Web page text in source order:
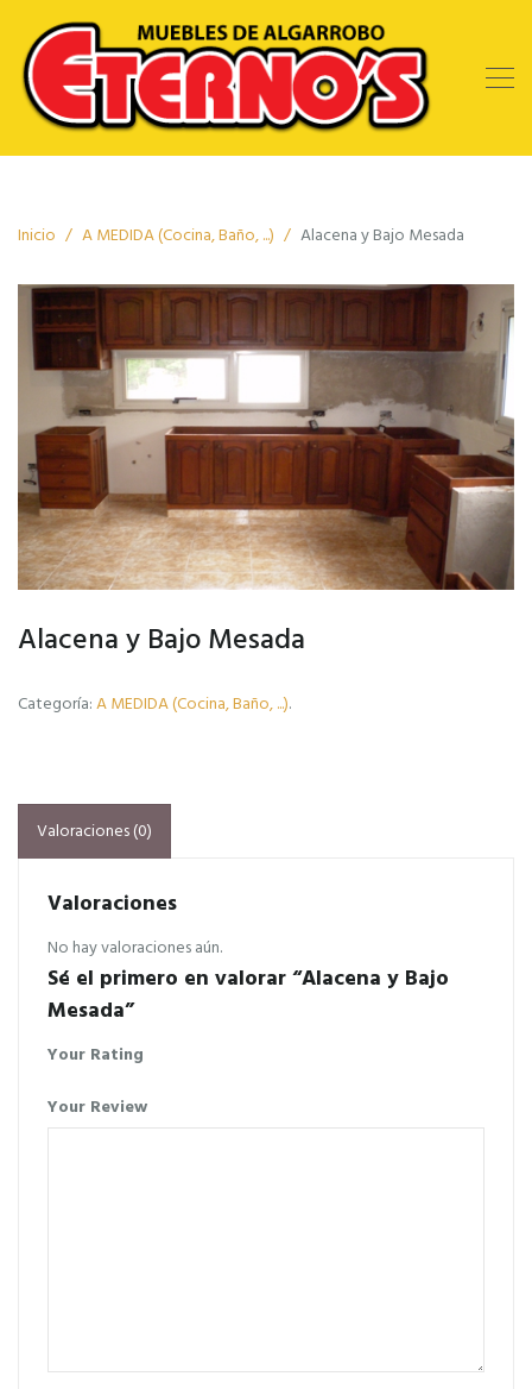
Inicio A MEDIDA (Cocina, Baño, ...) Alacena y Bajo Mesada
Alacena y Bajo Mesada
Categoría:A MEDIDA (Cocina, Baño, ...).
Valoraciones (0)
Valoraciones
No hay valoraciones aún.
Sé el primero en valorar “Alacena y Bajo
Mesada”
Your Rating
Your Review